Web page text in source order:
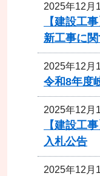
2025年12月
【建設工
新工事に
2025年12月
令和8年度
2025年12月
【建設工
入札公告
2025年12月